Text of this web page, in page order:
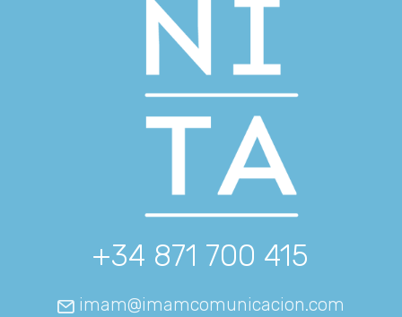
+34 871 700 415
imam@imamcomunicacion.com